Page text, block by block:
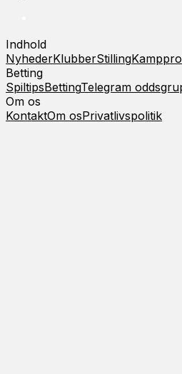
Indhold
NyhederKlubberStilling
Betting
SpiltipsBettingTelegram
Om os
KontaktOm osPrivatlivspolitik